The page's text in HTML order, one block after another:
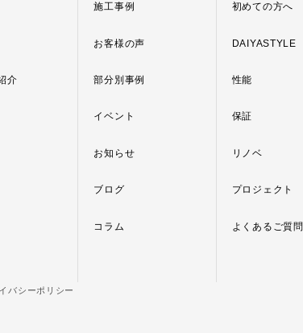
介
施工事例
お客様の声
部分別事例
イベント
お知らせ
ブログ
コラム
初めての方へ
DAIYASTYLE
性能
保証
リノベ
プロジェクト
よくあるご質問
バシーポリシー